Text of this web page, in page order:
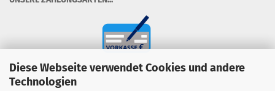
Diese Webseite verwendet Cookies und andere
Technologien